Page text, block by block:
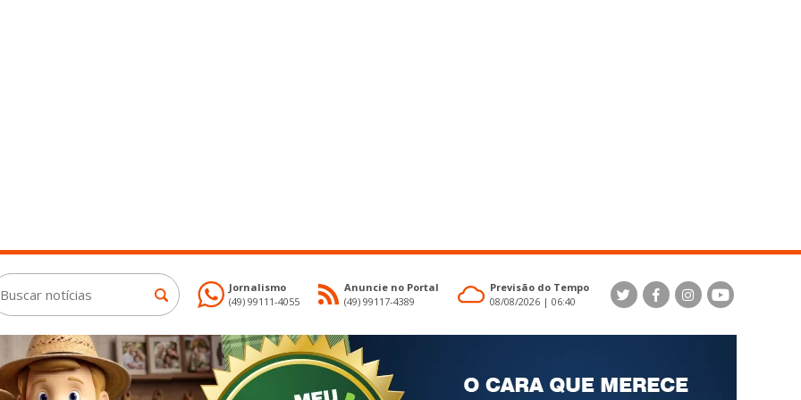
Jornalismo
(49) 99111-4055
Anuncie no Portal
(49) 99117-4389
Previsão do Tempo
08/08/2026 | 06:40